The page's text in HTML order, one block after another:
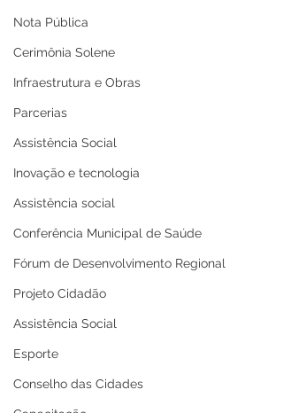
Nota Pública
Cerimônia Solene
Infraestrutura e Obras
Parcerias
Assistência Social
Inovação e tecnologia
Assistência social
Conferência Municipal de Saúde
Fórum de Desenvolvimento Regional
Projeto Cidadão
Assistência Social
Esporte
Conselho das Cidades